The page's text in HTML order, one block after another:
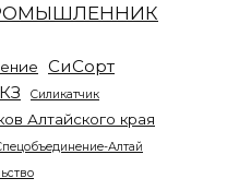
СиСорт
Силикатчик
Алтайского края
Алтай